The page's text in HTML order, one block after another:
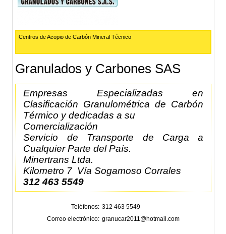
Centros de Acopio de Carbón Mineral Técnico
Granulados y Carbones SAS
Empresas Especializadas en
Clasificación Granulométrica de Carbón
Térmico y dedicadas a su
Comercialización
Servicio de Transporte de Carga a
Cualquier Parte del País.
Minertrans Ltda.
Kilometro 7 Vía Sogamoso Corrales
312 463 5549
Teléfonos
312 463 5549
Correo electrónico
granucar2011@hotmail.com